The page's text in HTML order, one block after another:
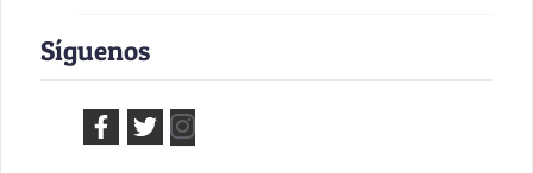
Síguenos